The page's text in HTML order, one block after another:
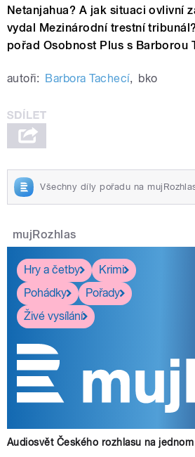
Netanjahua? A jak situaci ovlivní
vydal Mezinárodní trestní
pořad Osobnost Plus s Barborou
autoři: Barbora Tachecí, bko
Všechny díly pořadu na
mujRozhlas
Hry a četby
Krimi
Pohádky
Pořady
Živé vysílání
Audiosvět Českého rozhlasu na